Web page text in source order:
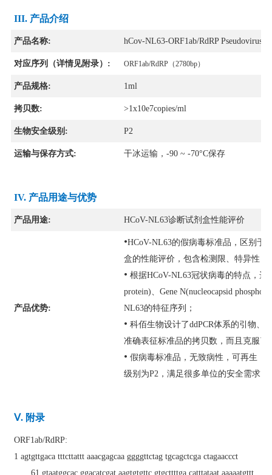
III. 产品介绍
产品名称: hCov-NL63-ORF1ab/RdRP Pseudovirus
对应序列（详情见附录）: ORF1ab/RdRP（2780bp）
产品规格: 1ml
拷贝数: >1x10e7copies/ml
生物安全级别: P2
运输与保存方式: 干冰运输，-90 ~ -70°C保存
IV. 产品用途与优势
产品用途: HCoV-NL63诊断试剂盒性能评价
产品优势:
•HCoV-NL63的假病毒标准品，区别于
盒的性能评价，包含检测限、特异性，
• 根据HCoV-NL63冠状病毒的特点，选
protein)、Gene N(nucleocapsid
NL63的特征序列；
• 科佰生物设计了ddPCR体系的引物、
准确表征标准品的拷贝数，而且克服了
• 假病毒标准品，无致病性，可再生，
级别为P2，满足很多单位的安全需求。
Ⅴ. 附录
ORF1ab/RdRP:
1 agtgttgaca tttcttattt aaacgagcaa ggggttctag tgcagctcga ctagaaccct
61 gtaatggcac ggacatcgat aagtgtgttc gtgcttttga catttataat aaaaatgttt